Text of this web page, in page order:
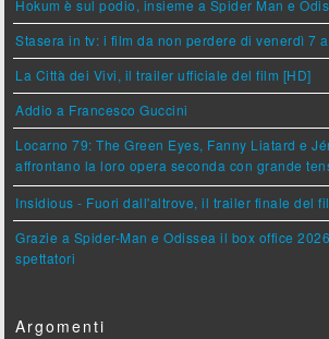
Hokum è sul podio, insieme a Spider Man e
Stasera in tv: i film da non perdere di venerdì 7
La Città dei Vivi, il trailer ufficiale del film [HD]
Addio a Francesco Guccini
Locarno 79: The Green Eyes, Fanny Liatard e
affrontano la loro opera seconda con grande
Insidious - Fuori dall'altrove, il trailer finale del
Grazie a Spider-Man e Odissea il box office
spettatori
Argomenti